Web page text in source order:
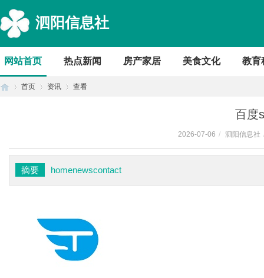
泗阳信息社
网站首页 热点新闻 房产家居 美食文化 教育
首页 资讯 查看
百度
2026-07-06 / 泗阳信息社
摘要 homenewscontact